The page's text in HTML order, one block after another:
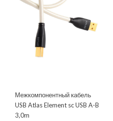
Межкомпонентный кабель
USB Atlas Element sc USB A-B
3,0m